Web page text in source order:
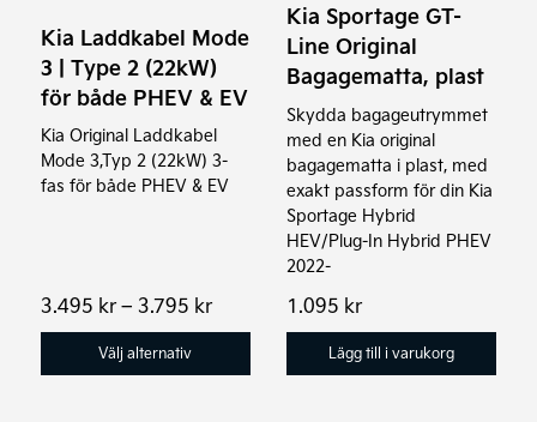
Kia Laddkabel Mode
3 | Type 2 (22kW)
för både PHEV & EV
Kia Original Laddkabel
Mode 3,Typ 2 (22kW) 3-
fas för både PHEV & EV
3.495 kr– 3.795 krPrisintervall:
3.495 kr
3.795 kr
Välj alternativ
De
olika
alternativen
väljas
på
Kia Sportage GT-
Line Original
Bagagematta, plast
Skydda bagageutrymmet
med en Kia original
bagagematta i plast, med
exakt passform för din Kia
Sportage Hybrid
HEV/Plug-In Hybrid PHEV
2022-
1.095 kr
Lägg till i varukorg